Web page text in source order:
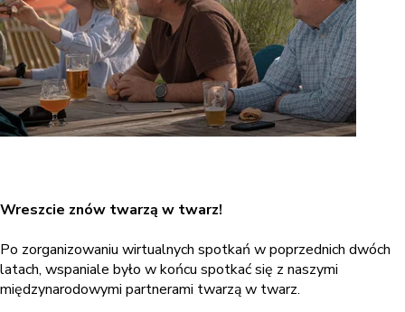
Wreszcie znów twarzą w twarz!
Po zorganizowaniu wirtualnych spotkań w poprzednich dwóch
latach, wspaniale było w końcu spotkać się z naszymi
międzynarodowymi partnerami twarzą w twarz.